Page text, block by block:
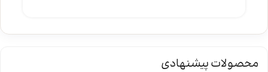
محصولات پیشنهادی